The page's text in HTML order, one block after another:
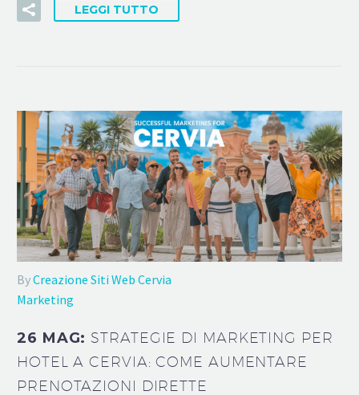
LEGGI TUTTO
ByCreazione Siti Web Cervia
Marketing
26 MAG: STRATEGIE DI MARKETING PER
HOTEL A CERVIA: COME AUMENTARE
PRENOTAZIONI DIRETTE